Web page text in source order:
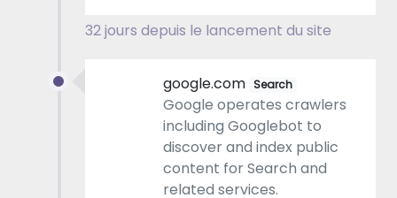
32 jours depuis le lancement du site
google.com Search
Google operates crawlers
including Googlebot to
discover and index public
content for Search and
related services.